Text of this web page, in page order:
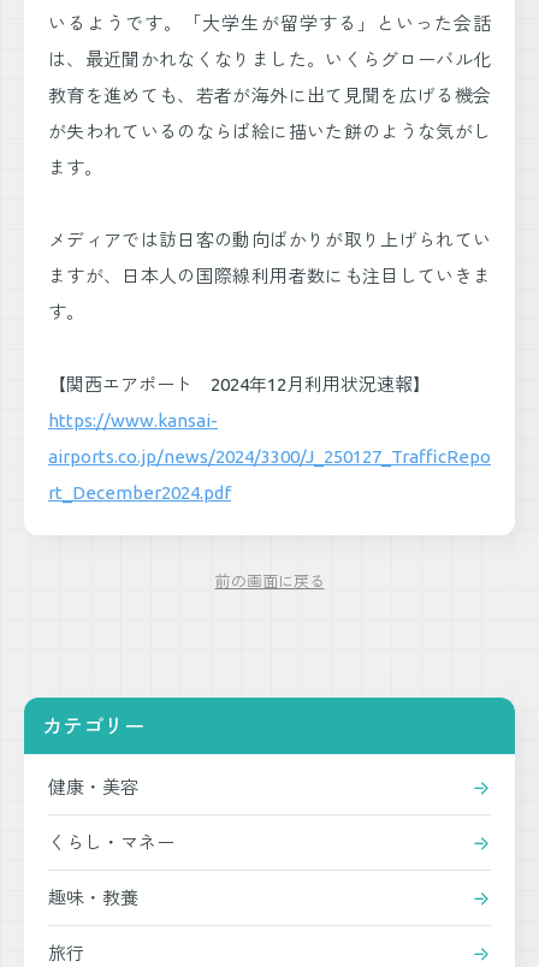
いるようです。「大学生が留学する」といった会話
は、最近聞かれなくなりました。いくらグローバル化
教育を進めても、若者が海外に出て見聞を広げる機会
が失われているのならば絵に描いた餅のような気がし
ます。
メディアでは訪日客の動向ばかりが取り上げられてい
ますが、日本人の国際線利用者数にも注目していきま
す。
【関西エアポート 2024年12月利用状況速報】
https://www.kansai-
airports.co.jp/news/2024/3300/J_250127_TrafficRepo
rt_December2024.pdf
前の画面に戻る
カテゴリー
健康・美容
くらし・マネー
趣味・教養
旅行